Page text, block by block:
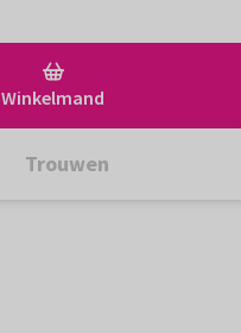
Winkelmand
Trouwen